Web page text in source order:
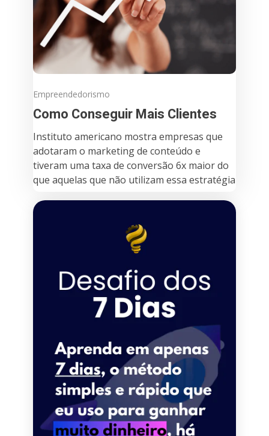
Empreendedorismo
Como Conseguir Mais Clientes
Instituto americano mostra empresas que
adotaram o marketing de conteúdo e
tiveram uma taxa de conversão 6x maior do
que aquelas que não utilizam essa estratégia